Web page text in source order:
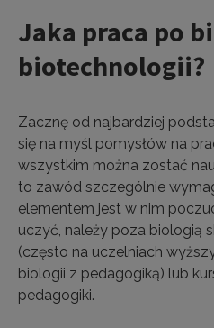
Jaka praca po
biotechnologii?
Zacznę od najbardziej
się na myśl pomysłów na
wszystkim można zostać
to zawód szczególnie
elementem jest w nim
uczyć, należy poza biologią
(często na uczelniach
biologii z pedagogiką) lub
pedagogiki.